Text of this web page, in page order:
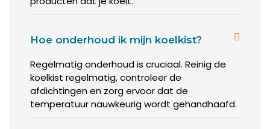
Hoe onderhoud ik mijn koelkist?
Regelmatig onderhoud is cruciaal. Reinig de
koelkist regelmatig, controleer de
afdichtingen en zorg ervoor dat de
temperatuur nauwkeurig wordt gehandhaafd.